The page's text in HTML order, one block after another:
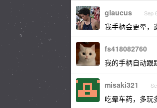
glaucus Sep
我手柄会更晕，
fs418082760
我的手柄自动跟
misaki321
吃晕车药，多玩